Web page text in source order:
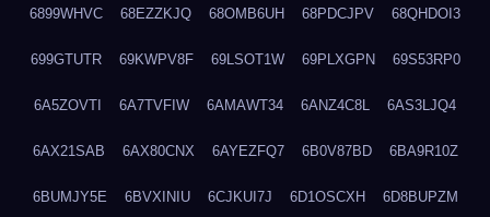
6899WHVC 68EZZKJQ 68OMB6UH 68PDCJPV 68QHDOI3
699GTUTR 69KWPV8F 69LSOT1W 69PLXGPN 69S53RP0
6A5ZOVTI 6A7TVFIW 6AMAWT34 6ANZ4C8L 6AS3LJQ4
6AX21SAB 6AX80CNX 6AYEZFQ7 6B0V87BD 6BA9R10Z
6BUMJY5E 6BVXINIU 6CJKUI7J 6D1OSCXH 6D8BUPZM